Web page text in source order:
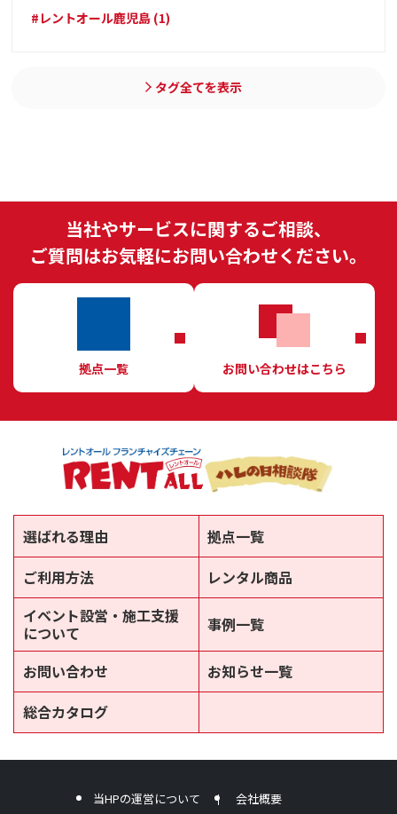
#レントオール鹿児島 (1)
タグ全てを表示
当社やサービスに関するご相談、
ご質問はお気軽にお問い合わせください。
拠点一覧 お問い合わせはこちら
選ばれる理由
拠点一覧
ご利用方法
レンタル商品
イベント設営・施工支援
について
事例一覧
お問い合わせ
お知らせ一覧
総合カタログ
新しいウィンドウで開きます
当HPの運営について 会社概要